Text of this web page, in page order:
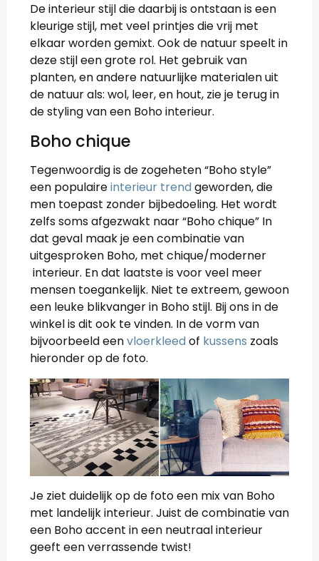
De interieur stijl die daarbij is ontstaan is een
kleurige stijl, met veel printjes die vrij met
elkaar worden gemixt. Ook de natuur speelt in
deze stijl een grote rol. Het gebruik van
planten, en andere natuurlijke materialen uit
de natuur als: wol, leer, en hout, zie je terug in
de styling van een Boho interieur.
Boho chique
Tegenwoordig is de zogeheten “Boho style”
een populaireinterieur trend geworden, die
men toepast zonder bijbedoeling. Het wordt
zelfs soms afgezwakt naar “Boho chique” In
dat geval maak je een combinatie van
uitgesproken Boho, met chique/moderner
interieur. En dat laatste is voor veel meer
mensen toegankelijk. Niet te extreem, gewoon
een leuke blikvanger in Boho stijl. Bij ons in de
winkel is dit ook te vinden. In de vorm van
bijvoorbeeld eenvloerkleed of kussens zoals
hieronder op de foto.
Je ziet duidelijk op de foto een mix van Boho
met landelijk interieur. Juist de combinatie van
een Boho accent in een neutraal interieur
geeft een verrassende twist!